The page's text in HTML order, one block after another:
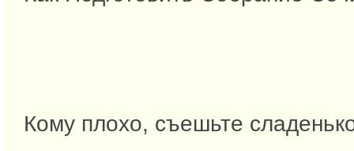
Кому плохо, съешьте